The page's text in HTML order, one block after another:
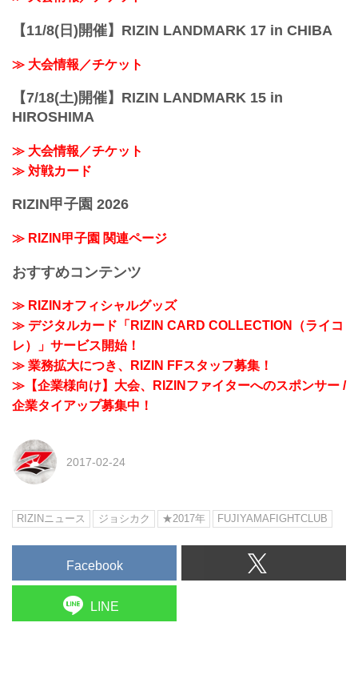
【11/8(日)開催】RIZIN LANDMARK 17 in CHIBA
≫ 大会情報／チケット
【7/18(土)開催】RIZIN LANDMARK 15 in
HIROSHIMA
≫ 大会情報／チケット
≫ 対戦カード
RIZIN甲子園 2026
≫ RIZIN甲子園 関連ページ
おすすめコンテンツ
≫ RIZINオフィシャルグッズ
≫ デジタルカード「RIZIN CARD COLLECTION（ライコ
レ）」サービス開始！
≫ 業務拡大につき、RIZIN FFスタッフ募集！
≫【企業様向け】大会、RIZINファイターへのスポンサー /
企業タイアップ募集中！
2017-02-24
RIZINニュース ジョシカク ★2017年 FUJIYAMAFIGHTCLUB
Facebook
LINE